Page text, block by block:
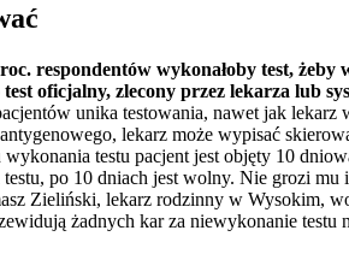
respondentów wykonałoby test,
oficjalny, zlecony przez lekarza lub
unika testowania, nawet jak
lekarz może wypisać
testu pacjent jest objęty 10
po 10 dniach jest wolny. Nie grozi
Zieliński, lekarz rodzinny w Wysokim,
żadnych kar za niewykonanie testu